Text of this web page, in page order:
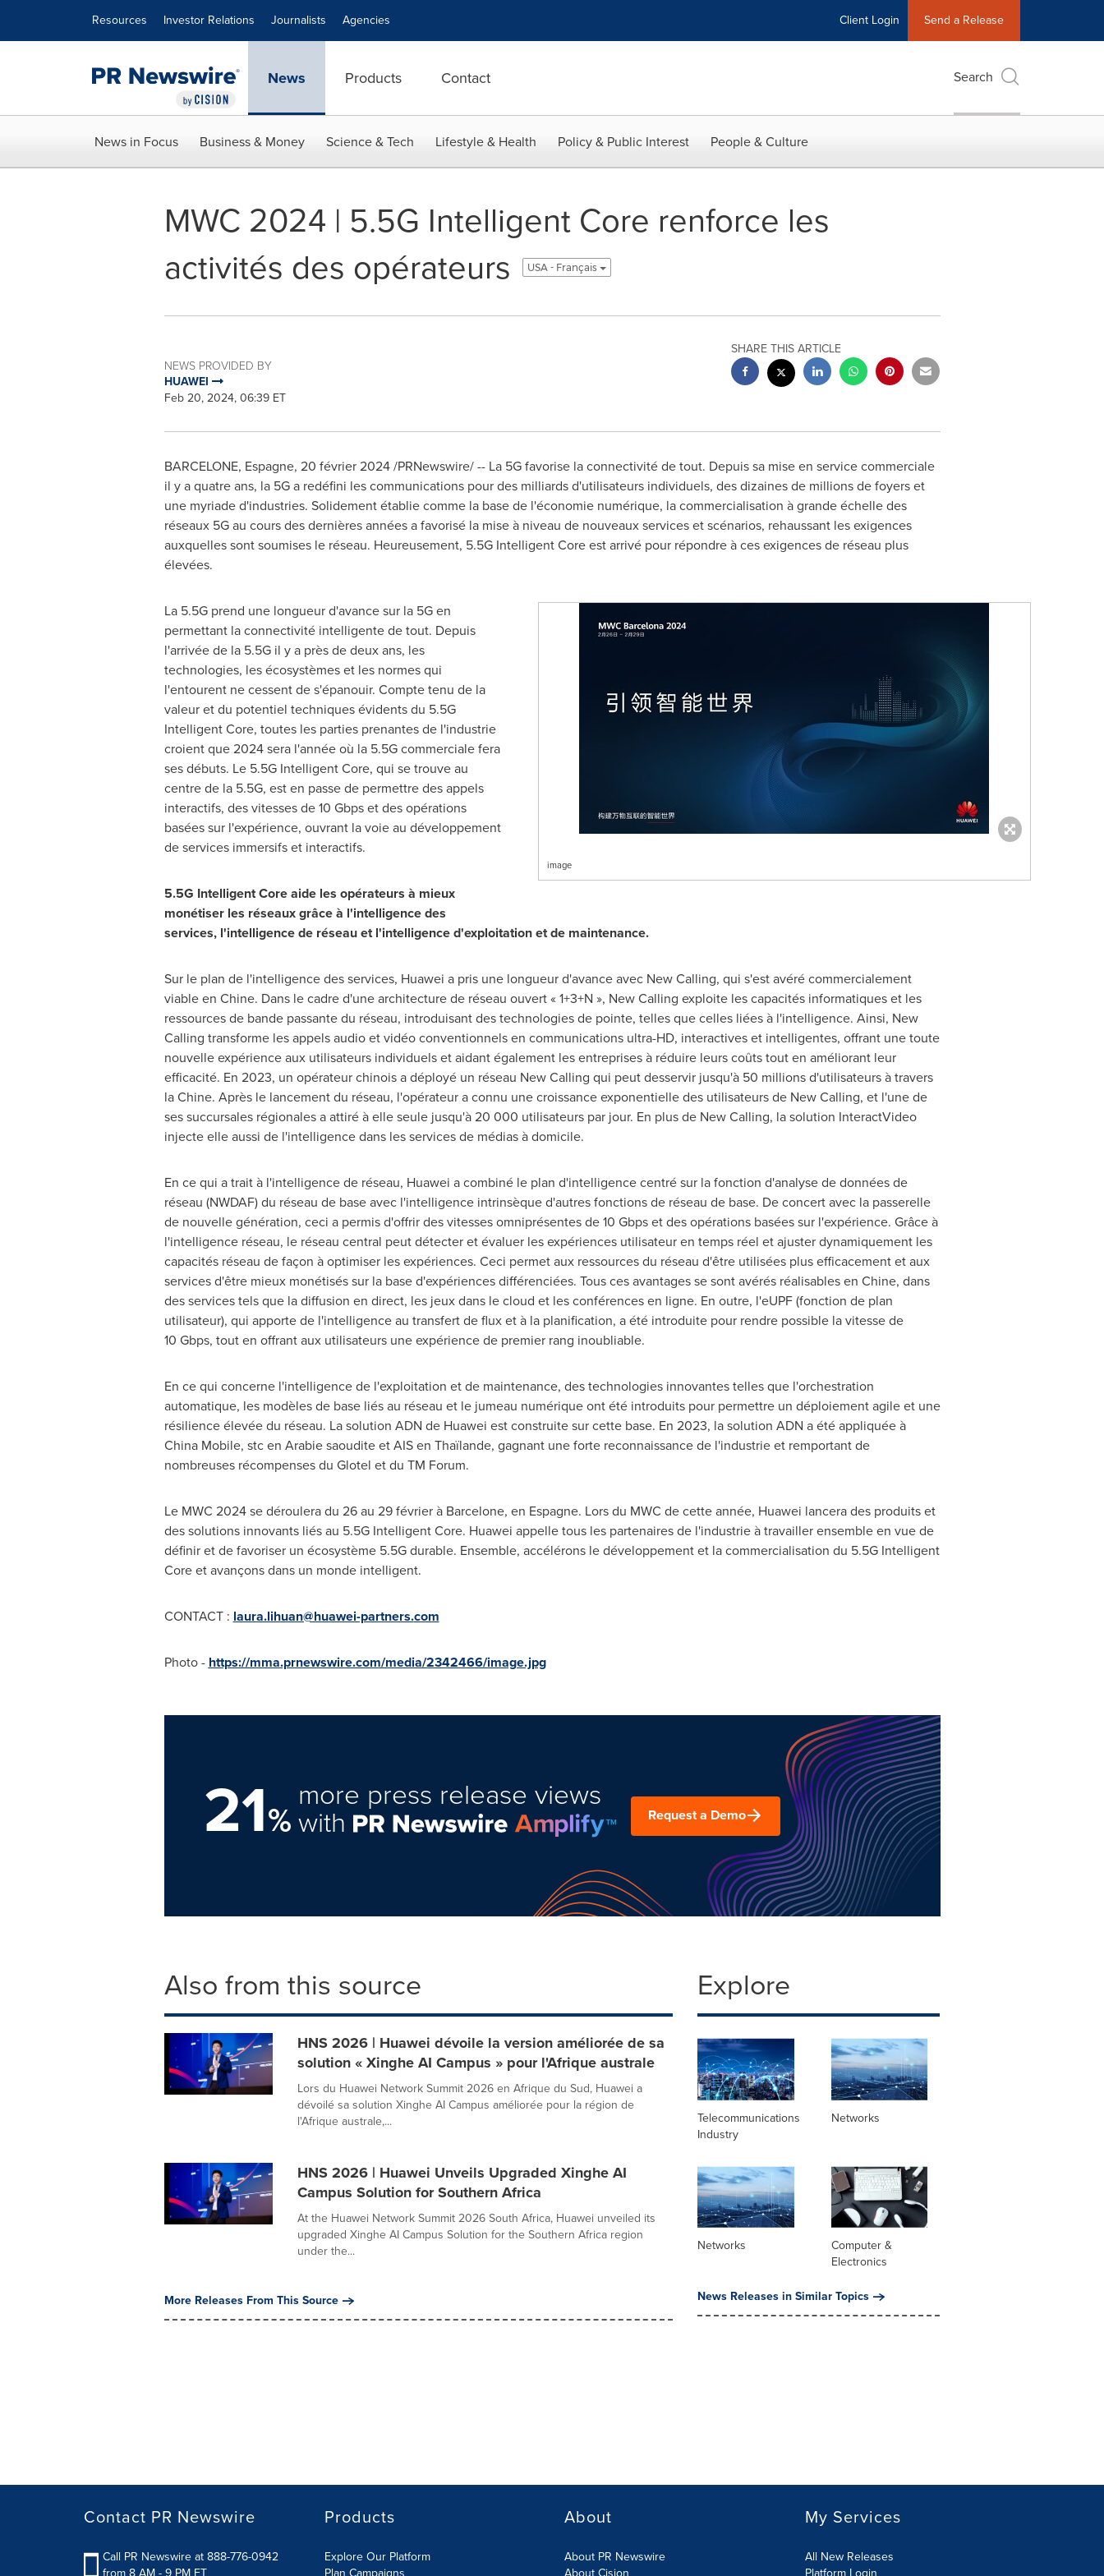
Resources Investor Relations Journalists Agencies Client Login Send a Release
News Products Contact Search
News in Focus Business & Money Science & Tech Lifestyle & Health Policy & Public Interest People & Culture
MWC 2024 | 5.5G Intelligent Core renforce les
activités des opérateurs
USA - Français
NEWS PROVIDED BY
HUAWEI
Feb 20, 2024, 06:39 ET
SHARE THIS ARTICLE
BARCELONE, Espagne, 20 février 2024/PRNewswire/ -- La 5G favorise la connectivité de tout. Depuis sa mise en service commerciale
il y a quatre ans, la 5G a redéfini les communications pour des milliards d'utilisateurs individuels, des dizaines de millions de foyers et
une myriade d'industries. Solidement établie comme la base de l'économie numérique, la commercialisation à grande échelle des
réseaux 5G au cours des dernières années a favorisé la mise à niveau de nouveaux services et scénarios, rehaussant les exigences
auxquelles sont soumises le réseau. Heureusement, 5.5G Intelligent Core est arrivé pour répondre à ces exigences de réseau plus
élevées.
image
La 5.5G prend une longueur d'avance sur la 5G en
permettant la connectivité intelligente de tout. Depuis
l'arrivée de la 5.5G il y a près de deux ans, les
technologies, les écosystèmes et les normes qui
l'entourent ne cessent de s'épanouir. Compte tenu de la
valeur et du potentiel techniques évidents du 5.5G
Intelligent Core, toutes les parties prenantes de l'industrie
croient que 2024 sera l'année où la 5.5G commerciale fera
ses débuts. Le 5.5G Intelligent Core, qui se trouve au
centre de la 5.5G, est en passe de permettre des appels
interactifs, des vitesses de 10 Gbps et des opérations
basées sur l'expérience, ouvrant la voie au développement
de services immersifs et interactifs.
5.5G Intelligent Core aide les opérateurs à mieux
monétiser les réseaux grâce à l'intelligence des
services, l'intelligence de réseau et l'intelligence d'exploitation et de maintenance.
Sur le plan de l'intelligence des services, Huawei a pris une longueur d'avance avec New Calling, qui s'est avéré commercialement
viable en Chine. Dans le cadre d'une architecture de réseau ouvert « 1+3+N », New Calling exploite les capacités informatiques et les
ressources de bande passante du réseau, introduisant des technologies de pointe, telles que celles liées à l'intelligence. Ainsi, New
Calling transforme les appels audio et vidéo conventionnels en communications ultra-HD, interactives et intelligentes, offrant une toute
nouvelle expérience aux utilisateurs individuels et aidant également les entreprises à réduire leurs coûts tout en améliorant leur
efficacité. En 2023, un opérateur chinois a déployé un réseau New Calling qui peut desservir jusqu'à 50 millions d'utilisateurs à travers
la Chine. Après le lancement du réseau, l'opérateur a connu une croissance exponentielle des utilisateurs de New Calling, et l'une de
ses succursales régionales a attiré à elle seule jusqu'à 20 000 utilisateurs par jour. En plus de New Calling, la solution InteractVideo
injecte elle aussi de l'intelligence dans les services de médias à domicile.
En ce qui a trait à l'intelligence de réseau, Huawei a combiné le plan d'intelligence centré sur la fonction d'analyse de données de
réseau (NWDAF) du réseau de base avec l'intelligence intrinsèque d'autres fonctions de réseau de base. De concert avec la passerelle
de nouvelle génération, ceci a permis d'offrir des vitesses omniprésentes de 10 Gbps et des opérations basées sur l'expérience. Grâce à
l'intelligence réseau, le réseau central peut détecter et évaluer les expériences utilisateur en temps réel et ajuster dynamiquement les
capacités réseau de façon à optimiser les expériences. Ceci permet aux ressources du réseau d'être utilisées plus efficacement et aux
services d'être mieux monétisés sur la base d'expériences différenciées. Tous ces avantages se sont avérés réalisables en Chine, dans
des services tels que la diffusion en direct, les jeux dans le cloud et les conférences en ligne. En outre, l'eUPF (fonction de plan
utilisateur), qui apporte de l'intelligence au transfert de flux et à la planification, a été introduite pour rendre possible la vitesse de
10 Gbps, tout en offrant aux utilisateurs une expérience de premier rang inoubliable.
En ce qui concerne l'intelligence de l'exploitation et de maintenance, des technologies innovantes telles que l'orchestration
automatique, les modèles de base liés au réseau et le jumeau numérique ont été introduits pour permettre un déploiement agile et une
résilience élevée du réseau. La solution ADN de Huawei est construite sur cette base. En 2023, la solution ADN a été appliquée à
China Mobile, stc en Arabie saoudite et AIS en Thaïlande, gagnant une forte reconnaissance de l'industrie et remportant de
nombreuses récompenses du Glotel et du TM Forum.
Le MWC 2024 se déroulera du 26 au 29 février à Barcelone, en Espagne. Lors du MWC de cette année, Huawei lancera des produits et
des solutions innovants liés au 5.5G Intelligent Core. Huawei appelle tous les partenaires de l'industrie à travailler ensemble en vue de
définir et de favoriser un écosystème 5.5G durable. Ensemble, accélérons le développement et la commercialisation du 5.5G Intelligent
Core et avançons dans un monde intelligent.
CONTACT : laura.lihuan@huawei-partners.com
Photo - https://mma.prnewswire.com/media/2342466/image.jpg
21%
more press release views
with Request a Demo
Also from this source
HNS 2026 | Huawei dévoile la version améliorée de sa
solution « Xinghe AI Campus » pour l'Afrique australe
Lors du Huawei Network Summit 2026 en Afrique du Sud, Huawei a
dévoilé sa solution Xinghe AI Campus améliorée pour la région de
l'Afrique australe,...
HNS 2026 | Huawei Unveils Upgraded Xinghe AI
Campus Solution for Southern Africa
At the Huawei Network Summit 2026 South Africa, Huawei unveiled its
upgraded Xinghe AI Campus Solution for the Southern Africa region
under the...
More Releases From This Source
Explore
Telecommunications
Industry
Networks
Networks
Computer &
Electronics
News Releases in Similar Topics
Contact PR Newswire
Call PR Newswire at 888-776-0942
Products
Explore Our Platform
About
About PR Newswire
My Services
All New Releases